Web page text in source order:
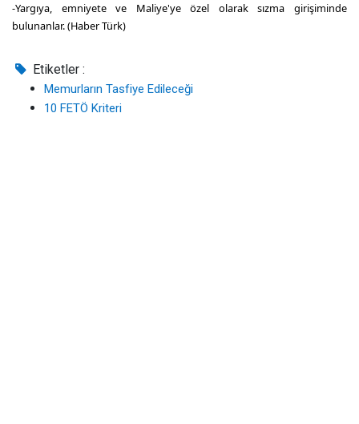
-Yargıya, emniyete ve Maliye'ye özel olarak sızma girişiminde
bulunanlar. (Haber Türk)
Etiketler :
Memurların Tasfiye Edileceği
10 FETÖ Kriteri